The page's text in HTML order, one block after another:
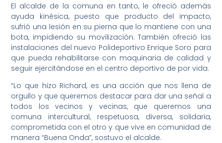
El alcalde de la comuna en tanto, le ofreció además
ayuda kinésica, puesto que producto del impacto,
sufrió una lesión en su pierna que lo mantiene con una
bota, impidiendo su movilización. También ofreció las
instalaciones del nuevo Polideportivo Enrique Soro para
que pueda rehabilitarse con maquinaria de calidad y
seguir ejercitándose en el centro deportivo de por vida.
“Lo que hizo Richard, es una acción que nos llena de
orgullo y que queremos destacar para dar una señal a
todos los vecinos y vecinas, que queremos una
comuna intercultural, respetuosa, diversa, solidaria,
comprometida con el otro y que vive en comunidad de
manera “Buena Onda”, sostuvo el alcalde.